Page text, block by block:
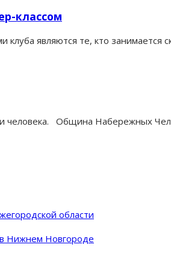
классом
являются те, кто занимается
человека. Община Набережных
области
в Нижнем Новгороде